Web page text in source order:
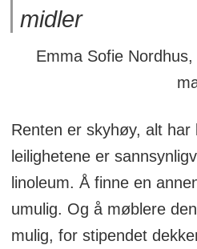
midler
Emma Sofie
Renten er skyhøy, alt
leilighetene er
linoleum. Å finne en
umulig. Og å møblere
mulig, for stipendet